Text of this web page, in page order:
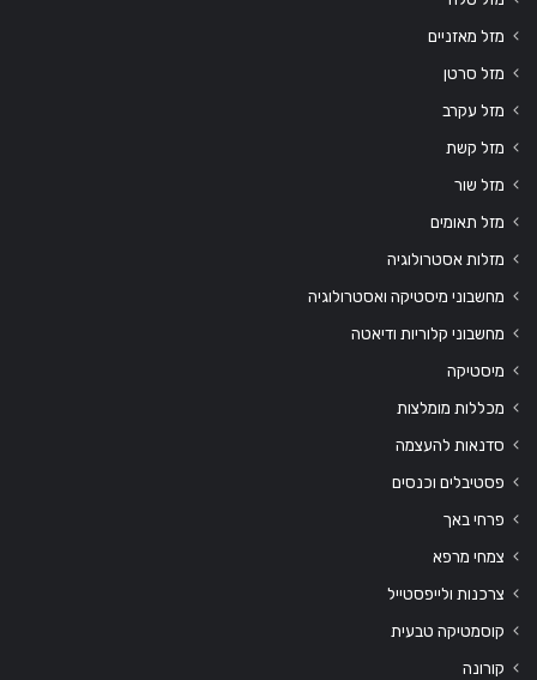
מזל מאזניים
מזל סרטן
מזל עקרב
מזל קשת
מזל שור
מזל תאומים
מזלות אסטרולוגיה
מחשבוני מיסטיקה ואסטרולוגיה
מחשבוני קלוריות ודיאטה
מיסטיקה
מכללות מומלצות
סדנאות להעצמה
פסטיבלים וכנסים
פרחי באך
צמחי מרפא
צרכנות ולייפסטייל
קוסמטיקה טבעית
קורונה